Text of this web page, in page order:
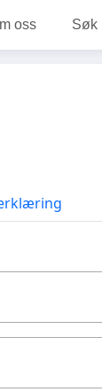
oss Søk